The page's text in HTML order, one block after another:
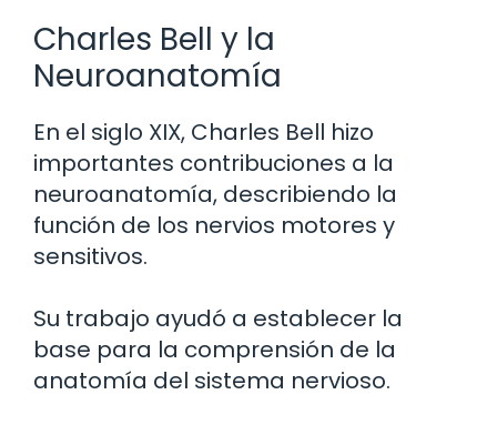
Charles Bell y la
Neuroanatomía
En el siglo XIX, Charles Bell hizo
importantes contribuciones a la
neuroanatomía, describiendo la
función de los nervios motores y
sensitivos.
Su trabajo ayudó a establecer la
base para la comprensión de la
anatomía del sistema nervioso.